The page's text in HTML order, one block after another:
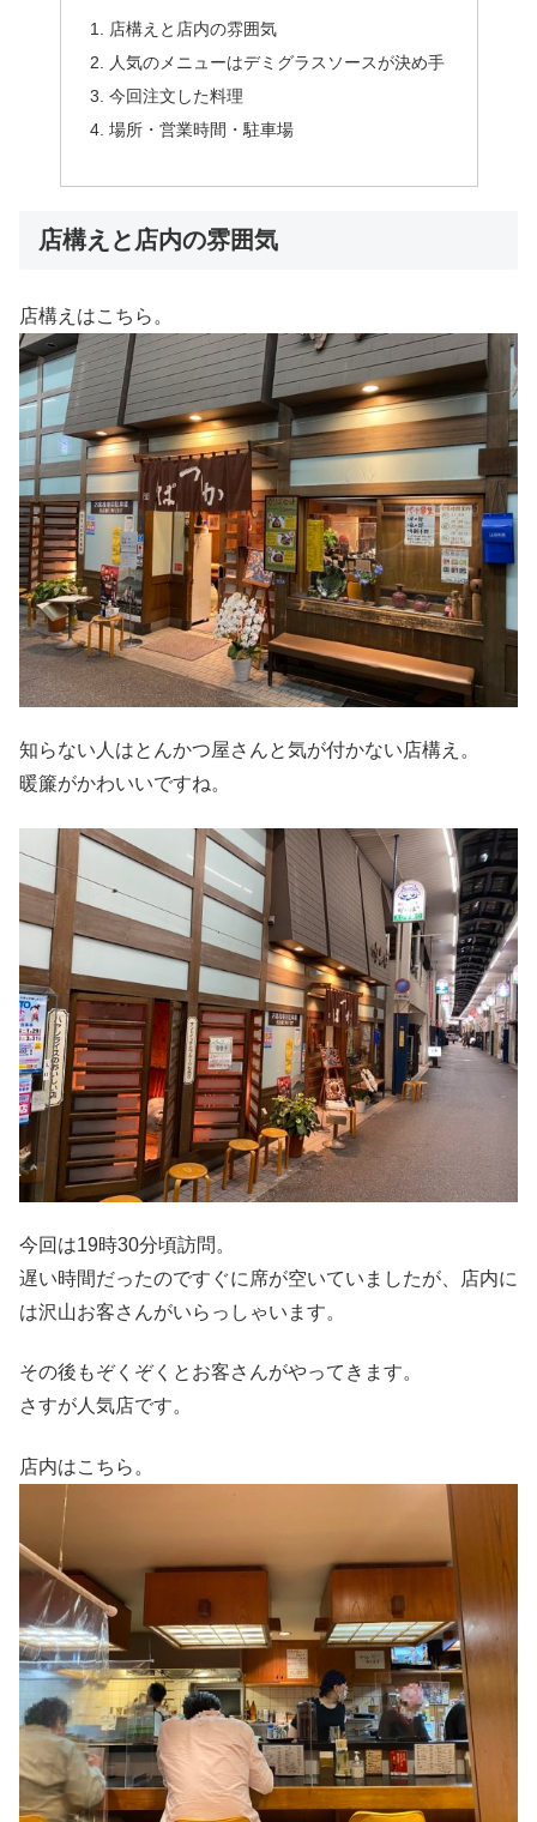
店構えと店内の雰囲気
人気のメニューはデミグラスソースが決め手
今回注文した料理
場所・営業時間・駐車場
店構えと店内の雰囲気
店構えはこちら。
知らない人はとんかつ屋さんと気が付かない店構え。
暖簾がかわいいですね。
今回は19時30分頃訪問。
遅い時間だったのですぐに席が空いていましたが、店内に
は沢山お客さんがいらっしゃいます。
その後もぞくぞくとお客さんがやってきます。
さすが人気店です。
店内はこちら。